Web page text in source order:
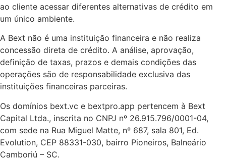
ao cliente acessar diferentes alternativas de crédito em
um único ambiente.
A Bext não é uma instituição financeira e não realiza
concessão direta de crédito. A análise, aprovação,
definição de taxas, prazos e demais condições das
operações são de responsabilidade exclusiva das
instituições financeiras parceiras.
Os domínios bext.vc e bextpro.app pertencem à Bext
Capital Ltda., inscrita no CNPJ nº 26.915.796/0001-04,
com sede na Rua Miguel Matte, nº 687, sala 801, Ed.
Evolution, CEP 88331-030, bairro Pioneiros, Balneário
Camboriú – SC.